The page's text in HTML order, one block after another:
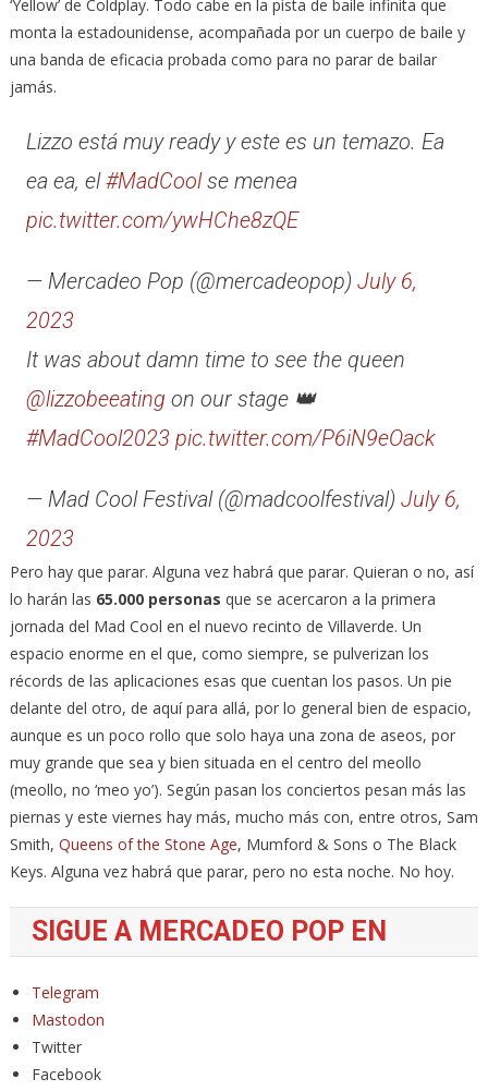
‘Yellow’ de Coldplay. Todo cabe en la pista de baile infinita que
monta la estadounidense, acompañada por un cuerpo de baile y
una banda de eficacia probada como para no parar de bailar
jamás.
Lizzo está muy ready y este es un temazo. Ea
ea ea, el#MadCoolse menea
pic.twitter.com/ywHChe8zQE
— Mercadeo Pop (@mercadeopop) July 6,
2023
It was about damn time to see the queen
@lizzobeeating on our stage 👑
#MadCool2023 pic.twitter.com/P6iN9eOack
— Mad Cool Festival (@madcoolfestival) July 6,
2023
Pero hay que parar. Alguna vez habrá que parar. Quieran o no, así
lo harán las 65.000 personas que se acercaron a la primera
jornada del Mad Cool en el nuevo recinto de Villaverde. Un
espacio enorme en el que, como siempre, se pulverizan los
récords de las aplicaciones esas que cuentan los pasos. Un pie
delante del otro, de aquí para allá, por lo general bien de espacio,
aunque es un poco rollo que solo haya una zona de aseos, por
muy grande que sea y bien situada en el centro del meollo
(meollo, no ‘meo yo’). Según pasan los conciertos pesan más las
piernas y este viernes hay más, mucho más con, entre otros, Sam
Smith, Queens of the Stone Age, Mumford & Sons o The Black
Keys. Alguna vez habrá que parar, pero no esta noche. No hoy.
SIGUE A MERCADEO POP EN
Telegram
Mastodon
Twitter
Facebook